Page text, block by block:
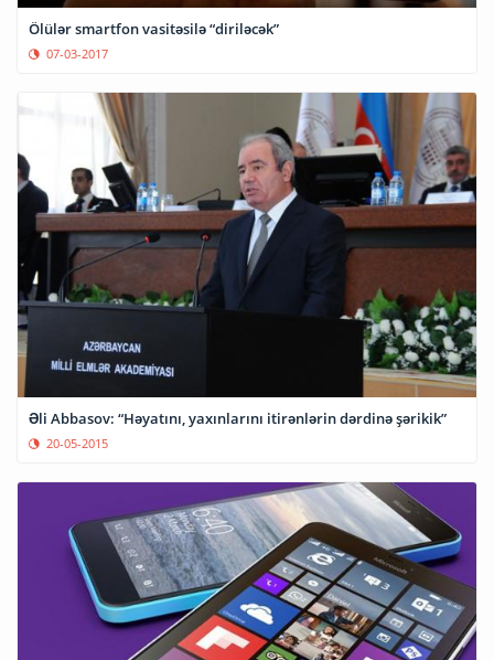
Ölülər smartfon vasitəsilə “diriləcək”
07-03-2017
Əli Abbasov: “Həyatını, yaxınlarını itirənlərin dərdinə şərikik”
20-05-2015